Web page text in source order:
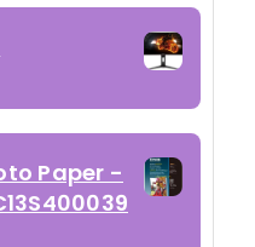
Paper -